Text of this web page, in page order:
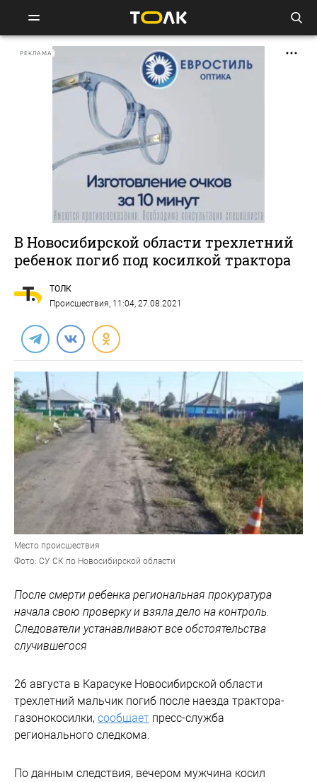
РЕКЛАМА
В Новосибирской области трехлетний
ребенок погиб под косилкой трактора
ТОЛК
Происшествия, 11:04, 27.08.2021
Место происшествия
Фото: СУ СК по Новосибирской области
После смерти ребенка региональная прокуратура
начала свою проверку и взяла дело на контроль.
Следователи устанавливают все обстоятельства
случившегося
26 августа в Карасуке Новосибирской области
трехлетний мальчик погиб после наезда трактора-
газонокосилки, сообщает пресс-служба
регионального следкома.
По данным следствия, вечером мужчина косил